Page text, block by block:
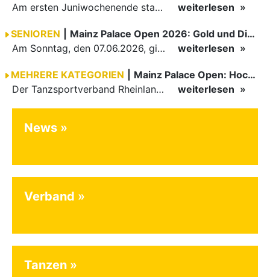
Am ersten Juniwochenende startete auch ein Paar aus dem TBW bei den Kosice Open. Ausrichter war der Dancesport Club TC Meteor Kosice.
weiterlesen
SENIOREN
Mainz Palace Open 2026: Gold und Diamanten am zweiten Turniertag im…
Am Sonntag, den 07.06.2026, ging das Tanzsport-Highlight im Kurfürstlichen Schloss zu Mainz in die zweite Runde.
weiterlesen
MEHRERE KATEGORIEN
Mainz Palace Open: Hochklassiger Tanzsport im Kurfürstlichen Schloss -…
Der Tanzsportverband Rheinland-Pfalz (TRP) hat am 6. Juli 2026 die zweite Auflage der Mainz Palace Open im Großen Saal des Kurfürstlichen Schlosses zu Mainz ausgerichtet
weiterlesen
News
Verband
Tanzen